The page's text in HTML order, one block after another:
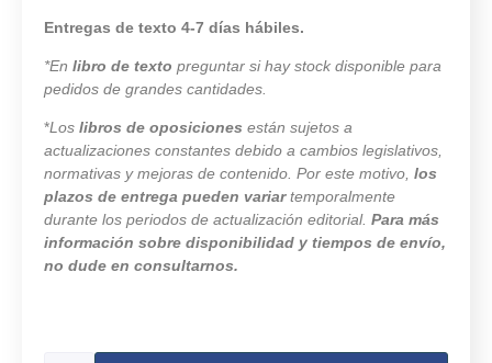
Entregas de texto 4-7 días hábiles.
*En libro de texto preguntar si hay stock disponible para
pedidos de grandes cantidades.
*Los libros de oposiciones están sujetos a
actualizaciones constantes debido a cambios legislativos,
normativas y mejoras de contenido. Por este motivo, los
plazos de entrega pueden variartemporalmente
durante los periodos de actualización editorial. Para más
información sobre disponibilidad y tiempos de envío,
no dude en consultarnos.